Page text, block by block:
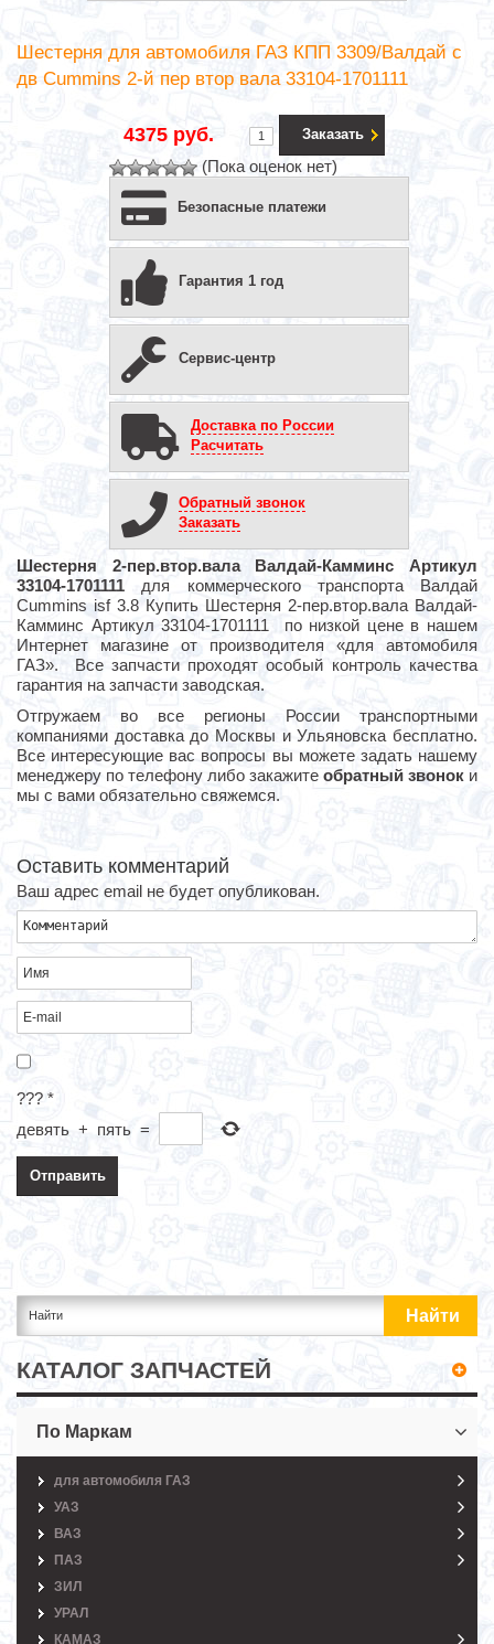
Шестерня для автомобиля ГАЗ КПП 3309/Валдай с
дв Cummins 2-й пер втор вала 33104-1701111
4375 руб. Заказать
(Пока оценок нет)
Безопасные платежи
Гарантия 1 год
Сервис-центр
Доставка по России
Расчитать
Обратный звонок
Заказать
Шестерня 2-пер.втор.вала Валдай-Камминс Артикул
33104-1701111 для коммерческого транспорта Валдай
Cummins isf 3.8 Купить Шестерня 2-пер.втор.вала Валдай-
Камминс Артикул 33104-1701111 по низкой цене в нашем
Интернет магазине от производителя «для автомобиля
ГАЗ». Все запчасти проходят особый контроль качества
гарантия на запчасти заводская.
Отгружаем во все регионы России транспортными
компаниями доставка до Москвы и Ульяновска бесплатно.
Все интересующие вас вопросы вы можете задать нашему
менеджеру по телефону либо закажите обратный звонок и
мы с вами обязательно свяжемся.
Оставить комментарий
Ваш адрес email не будет опубликован.
??? *
девять + пять =
КАТАЛОГ ЗАПЧАСТЕЙ
По Маркам
для автомобиля ГАЗ
УАЗ
ВАЗ
ПАЗ
ЗИЛ
УРАЛ
КАМАЗ